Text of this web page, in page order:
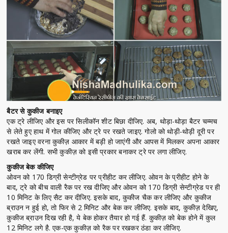
बैटर से कुकीज बनाइए
एक ट्रे लीजिए और इस पर सिलीकॉन शीट बिछा दीजिए. अब, थोड़ा-थोड़ा बैटर चम्मच
से लेते हुए हाथ में गोल कीजिए और ट्रे पर रखते जाइए. गोलो को थोड़ी-थोड़ी दूरी पर
रखते जाइए वरना कुकीज़ आकार में बड़ी हो जाएंगी और आपस में मिलकर अपना आकार
खराब कर लेंगी. सभी कुकीज़ को इसी प्रकार बनाकर ट्रे पर लगा लीजिए.
कुकीज बेक कीजिए
ओवन को 170 डिग्री सेन्टीग्रेड पर प्रीहीट कर लीजिए. ओवन के प्रीहीट होने के
बाद, ट्रे को बीच वाली रैक पर रख दीजिए और ओवन को 170 डिग्री सेन्टीग्रेड पर ही
10 मिनिट के लिए सैट कर दीजिए. इसके बाद, कुकीज चैक कर लीजिए और कुकीज
ब्राउन न हुई हो, तो फिर से 2 मिनिट और बेक कर लीजिए. इसके बाद, कुकीज़ देखिए,
कुकीज ब्राउन दिख रही है, ये बेक होकर तैयार हो गई हैं. कुकीज़ को बेक होने में कुल
12 मिनिट लगे है. एक-एक कुकीज़ को रैक पर रखकर ठंडा कर लीजिए.